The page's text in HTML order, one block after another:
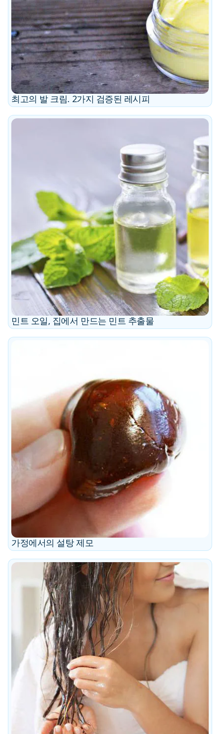
최고의 발 크림. 2가지 검증된 레시피
민트 오일, 집에서 만드는 민트 추출물
가정에서의 설탕 제모